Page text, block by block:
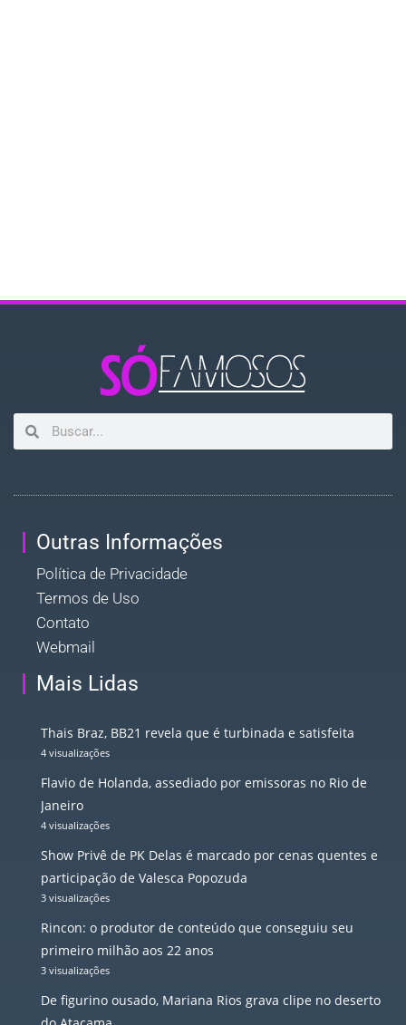
Outras Informações
Política de Privacidade
Termos de Uso
Contato
Webmail
Mais Lidas
Thais Braz, BB21 revela que é turbinada e satisfeita
4 visualizações
Flavio de Holanda, assediado por emissoras no Rio de
Janeiro
4 visualizações
Show Privê de PK Delas é marcado por cenas quentes e
participação de Valesca Popozuda
3 visualizações
Rincon: o produtor de conteúdo que conseguiu seu
primeiro milhão aos 22 anos
3 visualizações
De figurino ousado, Mariana Rios grava clipe no deserto